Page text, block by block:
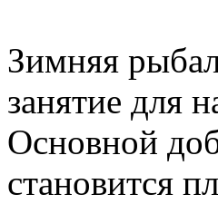
Зимняя
занятие для
Основной
становится